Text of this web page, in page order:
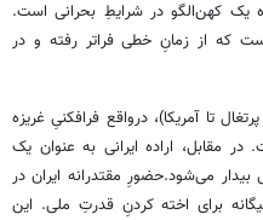
یک کهن‌الگو در شرایطِ بحرانی است.
که از زمانِ خطی فراتر رفته و در
تا آمریکا)، درواقع فرافکنیِ غریزه
مقابل، اراده ایرانی به ‌عنوان یک
می‌شود.حضورِ مقتدرانه ایران در
برای اخته کردنِ قدرتِ ملی. این